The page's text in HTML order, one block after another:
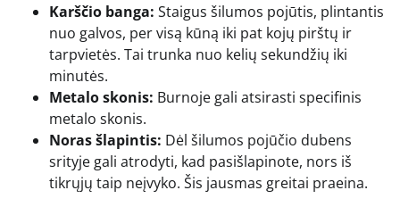
Karščio banga: Staigus šilumos pojūtis, plintantis
nuo galvos, per visą kūną iki pat kojų pirštų ir
tarpvietės. Tai trunka nuo kelių sekundžių iki
minutės.
Metalo skonis: Burnoje gali atsirasti specifinis
metalo skonis.
Noras šlapintis: Dėl šilumos pojūčio dubens
srityje gali atrodyti, kad pasišlapinote, nors iš
tikrųjų taip neįvyko. Šis jausmas greitai praeina.